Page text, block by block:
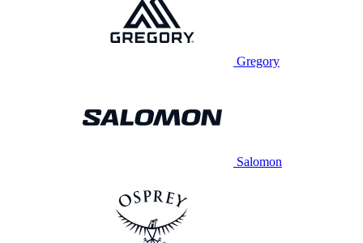
Gregory
Salomon